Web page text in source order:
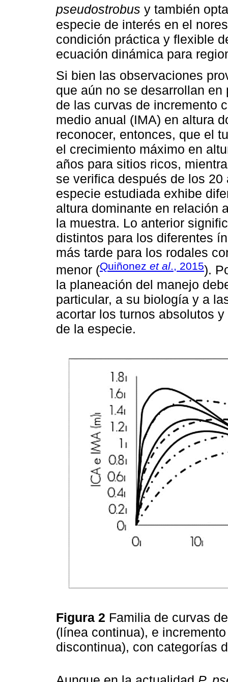
pseudostrobus y también
especie de interés en el
condición práctica y flexible
ecuación dinámica para
Si bien las observaciones
que aún no se desarrollan
de las curvas de incremento
medio anual (IMA) en altura
reconocer, entonces, que el
el crecimiento máximo en
años para sitios ricos,
se verifica después de los
especie estudiada exhibe
altura dominante en relación
la muestra. Lo anterior
distintos para los diferentes
más tarde para los rodales
menor (Quiñonez et al., 2015).
la planeación del manejo
particular, a su biología y a
acortar los turnos absolutos
de la especie.
Figura 2 Familia de curvas
(línea continua), e
discontinua), con categorías